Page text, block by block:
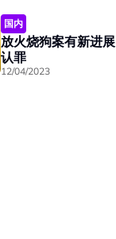
国内
放火烧狗案有新进展 19岁华青当庭
认罪
12/04/2023